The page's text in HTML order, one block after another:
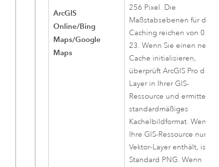
ArcGIS
Online/Bing
Maps/Google
Maps
256 Pixel. Die
Maßstabsebenen für das
Caching reichen von 0 bis
23. Wenn Sie einen
Cache initialisieren,
überprüftArcGIS Pro die
Layer in Ihrer GIS-
Ressource und ermittelt
standardmäßiges
Kachelbildformat. Wenn
Ihre GIS-Ressource nur
Vektor-Layer enthält, ist
Standard PNG. Wenn